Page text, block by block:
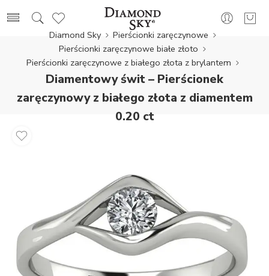
Diamond Sky
Pierścionki zaręczynowe
Pierścionki zaręczynowe białe złoto
Pierścionki zaręczynowe z białego złota z brylantem
Diamentowy świt – Pierścionek
zaręczynowy z białego złota z diamentem
0,20 ct